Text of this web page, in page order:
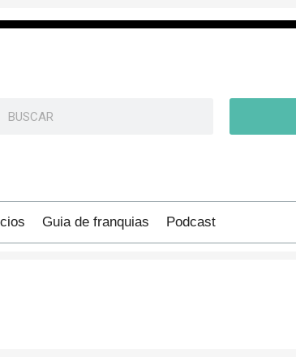
Guia de franquias Podcast